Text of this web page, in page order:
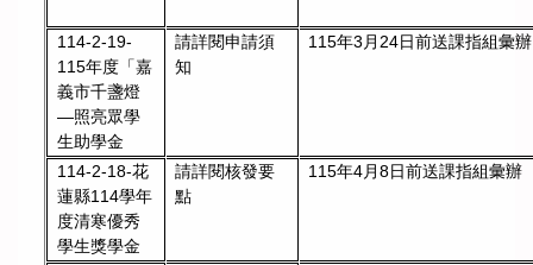
114-2-19-
115年度「嘉
義市千盞燈
—照亮眾學
生助學金
請詳閱申請須
知
115年3月24日前送課指組彙辦
114-2-18-花
蓮縣114學年
度清寒優秀
學生獎學金
請詳閱核發要
點
115年4月8日前送課指組彙辦